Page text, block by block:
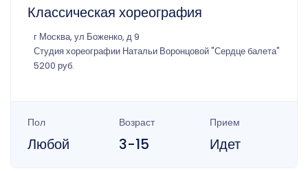
Классическая хореография
г Москва, ул Боженко, д 9
Студия хореографии Натальи Воронцовой "Сердце балета"
5200 руб.
Пол
Любой
Возраст
3-15
Прием
Идет